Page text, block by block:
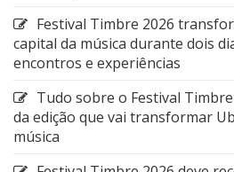
Festival Timbre 2026
capital da música durante dois
encontros e experiências
Tudo sobre o Festival
da edição que vai transformar
música